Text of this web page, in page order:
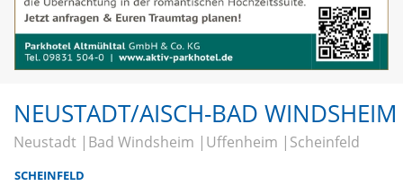
NEUSTADT/AISCH-BAD WINDSHEIM
Neustadt Bad Windsheim Uffenheim Scheinfeld
SCHEINFELD